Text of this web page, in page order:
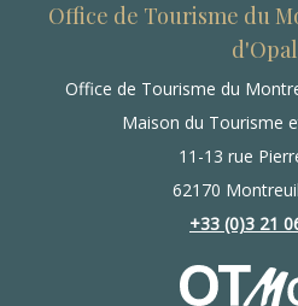
Office de Tourisme du
Office de Tourisme du
Maison du Tourisme
11-13 rue
62170
+33 (0)3 21